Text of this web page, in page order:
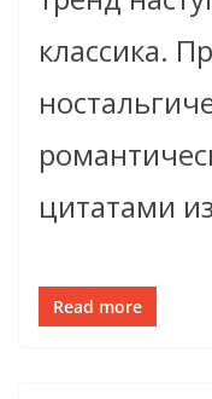
классика.
цитатами
Read more